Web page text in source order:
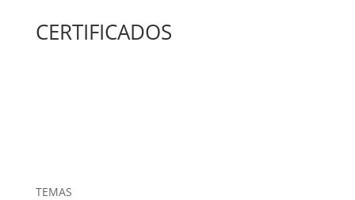
CERTIFICADOS
TEMAS